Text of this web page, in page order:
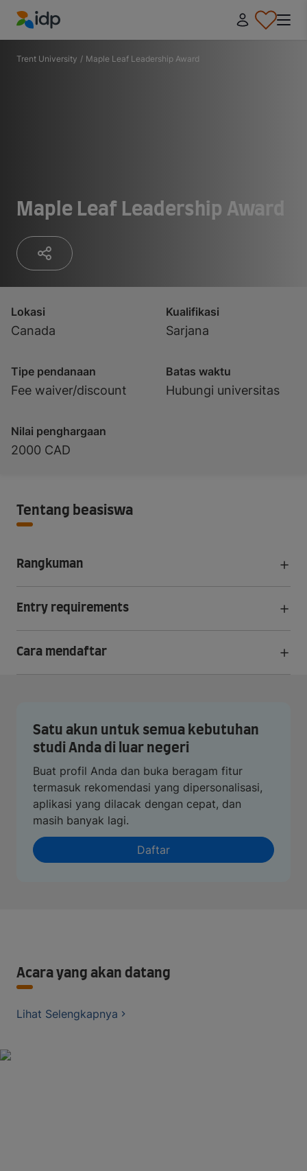
IDP Education
Trent University / Maple Leaf Leadership Award
Maple Leaf Leadership Award
Lokasi
Canada
Kualifikasi
Sarjana
Tipe pendanaan
Fee waiver/discount
Batas waktu
Hubungi universitas
Nilai penghargaan
2000 CAD
Tentang beasiswa
Rangkuman
Entry requirements
Cara mendaftar
Satu akun untuk semua kebutuhan
studi Anda di luar negeri
Buat profil Anda dan buka beragam fitur
termasuk rekomendasi yang dipersonalisasi,
aplikasi yang dilacak dengan cepat, dan
masih banyak lagi.
Daftar
Acara yang akan datang
Lihat Selengkapnya